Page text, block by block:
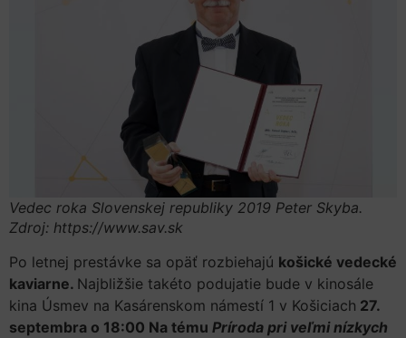
Vedec roka Slovenskej republiky 2019 Peter Skyba.
Zdroj: https://www.sav.sk
Po letnej prestávke sa opäť rozbiehajú košické vedecké
kaviarne. Najbližšie takéto podujatie bude v kinosále
kina Úsmev na Kasárenskom námestí 1 v Košiciach 27.
septembra o 18:00 Na tému Príroda pri veľmi nízkych